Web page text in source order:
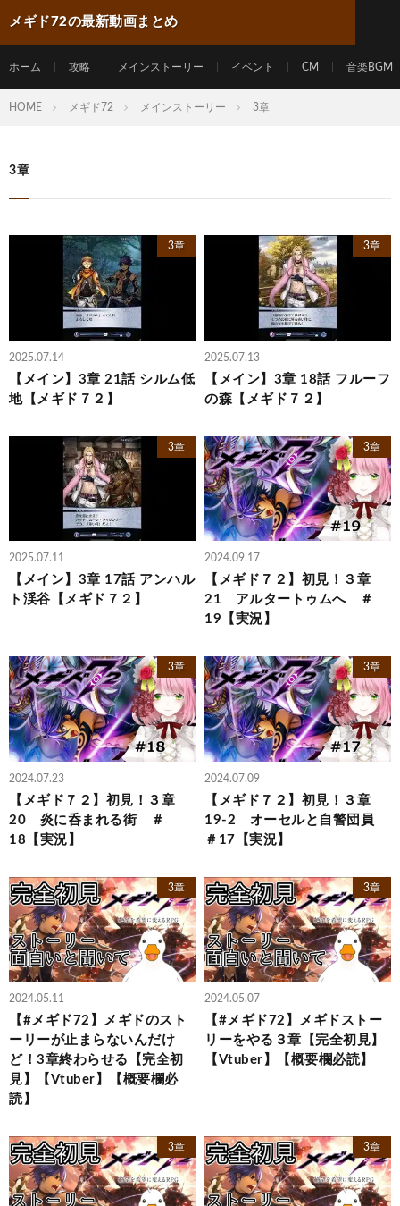
メギド72の最新動画まとめ
ホーム 攻略 メインストーリー イベント CM 音楽BGM
HOME メギド72 メインストーリー 3章
3章
3章
2025.07.14
【メイン】3章 21話 シルム低
地【メギド７２】
3章
2025.07.13
【メイン】3章 18話 フルーフ
の森【メギド７２】
3章
2025.07.11
【メイン】3章 17話 アンハル
ト渓谷【メギド７２】
3章
2024.09.17
【メギド７２】初見！３章
21 アルタートゥムへ ＃
19【実況】
3章
2024.07.23
【メギド７２】初見！３章
20 炎に呑まれる街 ＃
18【実況】
3章
2024.07.09
【メギド７２】初見！３章
19-2 オーセルと自警団員
＃17【実況】
3章
2024.05.11
【#メギド72】メギドのスト
ーリーが止まらないんだけ
ど！3章終わらせる【完全初
見】【Vtuber】【概要欄必
読】
3章
2024.05.07
【#メギド72】メギドストー
リーをやる３章【完全初見】
【Vtuber】【概要欄必読】
3章 3章